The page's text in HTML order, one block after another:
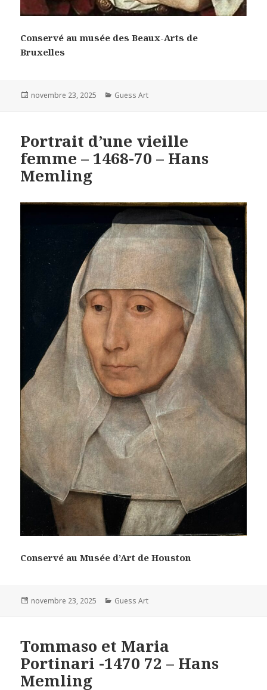
Conservé au musée des Beaux-Arts de
Bruxelles
Posted
novembre 23, 2025 Categories
Guess Art
Portrait d’une vieille
femme – 1468-70 – Hans
Memling
Conservé au Musée d’Art de Houston
Posted
novembre 23, 2025 Categories
Guess Art
Tommaso et Maria
Portinari -1470 72 – Hans
Memling